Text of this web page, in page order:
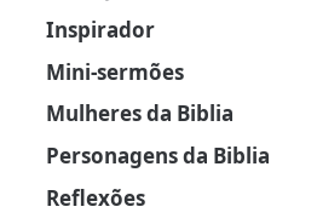
Inspirador
Mini-sermões
Mulheres da Biblia
Personagens da Biblia
Reflexões